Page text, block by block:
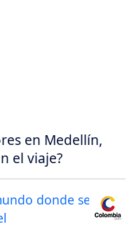
en Medellín,
el viaje?